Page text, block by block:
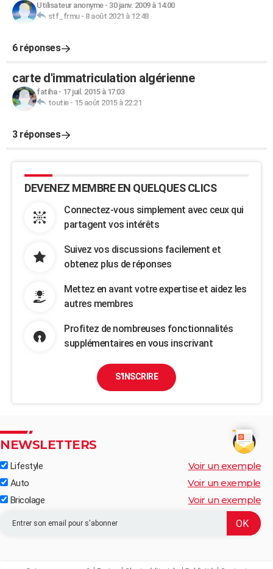
Utilisateur anonyme- 30 janv. 2009 à 14:00
stf_frmu- 8 août 2021 à 12:48
6 réponses
carte d'immatriculation algérienne
fatiha- 17 juil. 2015 à 17:03
toutie- 15 août 2015 à 22:21
3 réponses
DEVENEZ MEMBRE EN QUELQUES CLICS
Connectez-vous simplement avec ceux qui
partagent vos intérêts
Suivez vos discussions facilement et
obtenez plus de réponses
Mettez en avant votre expertise et aidez les
autres membres
Profitez de nombreuses fonctionnalités
supplémentaires en vous inscrivant
S'INSCRIRE
NEWSLETTERS
Lifestyle Voir un exemple
Auto Voir un exemple
Bricolage Voir un exemple